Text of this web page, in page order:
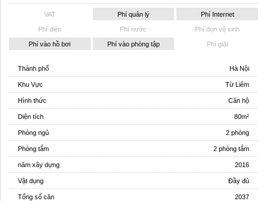
VAT Phí quản lý Phí Internet
Phí điện Phí nước Phí dọn vệ sinh
Phí vào hồ bơi Phí vào phòng tập Phí giặt
Thành phố Hà Nội
Khu Vực Từ Liêm
Hình thức Căn hộ
Diện tích 80m²
Phòng ngủ 2 phòng
Phòng tắm 2 phòng tắm
năm xây dựng 2016
Vật dụng Đầy đủ
Tổng số căn 2037